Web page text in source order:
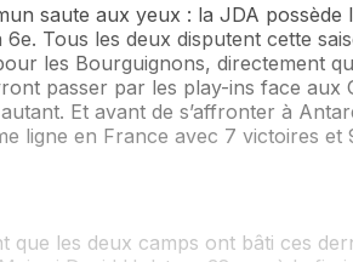
saute aux yeux : la JDA possède
Tous les deux disputent cette
les Bourguignons, directement
passer par les play-ins face aux
Et avant de s’affronter à
ligne en France avec 7 victoires et
que les deux camps ont bâti ces